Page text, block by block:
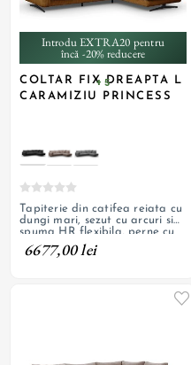
Introdu EXTRA20 pentru
încă -20% reducere
COLTAR FIX DREAPTA L
CARAMIZIU PRINCESS
+ 5
Tapiterie din catifea reiata cu
dungi mari, sezut cu arcuri si
spuma HR flexibila, perne cu
fermoar, picioare metalice
decorative
6677,00 lei